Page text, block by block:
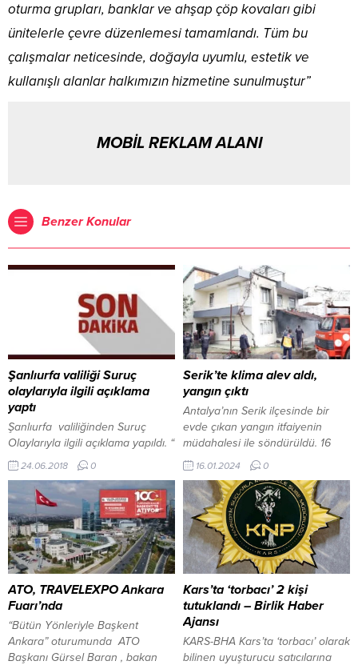
oturma grupları, banklar ve ahşap çöp kovaları gibi
ünitelerle çevre düzenlemesi tamamlandı. Tüm bu
çalışmalar neticesinde, doğayla uyumlu, estetik ve
kullanışlı alanlar halkımızın hizmetine sunulmuştur”
MOBİL REKLAM ALANI
Benzer Konular
Şanlıurfa valiliği Suruç
olaylarıyla ilgili açıklama
yaptı
Şanlıurfa valiliğinden Suruç
Olaylarıyla ilgili açıklama yapıldı. “
İlimiz Suruç ilçesinde 14/06/2018
günü yaşanan ve adli İdari
soruşturması devam eden olaylar
üzerinden yanlış ve abartılı bir
algı çalışması yürütülmeye
çalışılmaktadır. Vali olarak ben ve
kolluk amirlerimiz Suruç’tayız.
Vatandaşlarımız müsterih
olsunlar. Basın-Yayın
kuruluşlarından Suruç İlçemizde
çıkan olaylarda ölü olduğuna dair
haberler gerçeği...
24.06.2018 0
Serik’te klima alev aldı,
yangın çıktı
Antalya’nın Serik ilçesinde bir
evde çıkan yangın itfaiyenin
müdahalesi ile söndürüldü. 16
Ocak 2024, 21:37 yayınlandı
Kökez mahallesi 3049. Sokakta
bugün saat 12.50 sıralarında
Hasan Fazla’ya ait iki katlı
binanın birinci katında klima dış
ünite motorundan kaynaklanan
yangın çıktı. Klima motorundan
sıçrayan alevler önce balkonda
bulunan koltukları yaktı, yangın
daha sonra...
16.01.2024 0
ATO, TRAVELEXPO Ankara
Fuarı’nda
“Bütün Yönleriyle Başkent
Ankara” oturumunda ATO
Başkanı Gürsel Baran , bakan
Kars’ta ‘torbacı’ 2 kişi
tutuklandı – Birlik Haber
Ajansı
KARS-BHA Kars’ta ‘torbacı’ olarak
bilinen uyuşturucu satıcılarına